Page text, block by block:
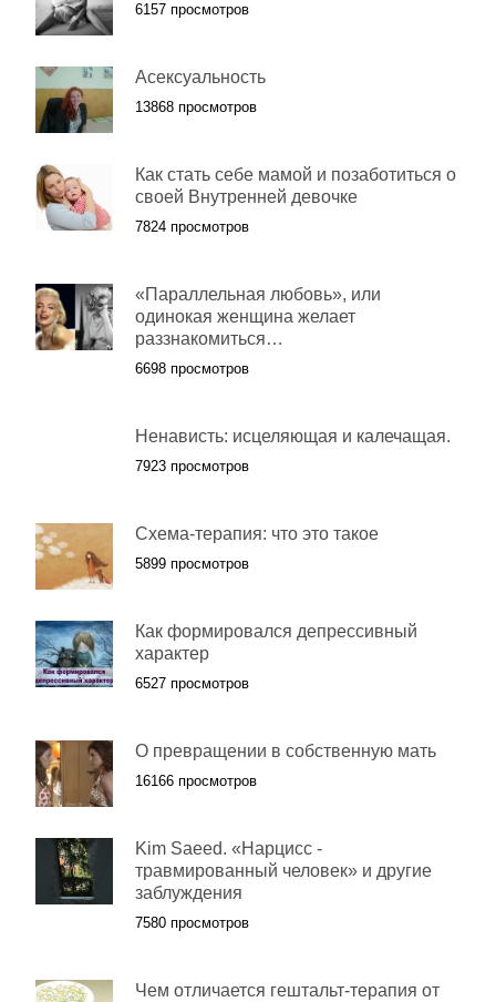
6157 просмотров
Асексуальность
13868 просмотров
Как стать себе мамой и позаботиться о
своей Внутренней девочке
7824 просмотров
«Параллельная любовь», или
одинокая женщина желает
раззнакомиться…
6698 просмотров
Ненависть: исцеляющая и калечащая.
7923 просмотров
Схема-терапия: что это такое
5899 просмотров
Как формировался депрессивный
характер
6527 просмотров
О превращении в собственную мать
16166 просмотров
Kim Saeed. «Нарцисс -
травмированный человек» и другие
заблуждения
7580 просмотров
Чем отличается гештальт-терапия от